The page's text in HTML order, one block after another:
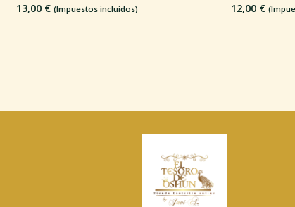
13,00 € (Impuestos incluidos) 12,00 €